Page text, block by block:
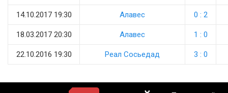
14.10.2017 19:30 Алавес 0 : 2
18.03.2017 20:30 Алавес 1 : 0
22.10.2016 19:30 Реал Сосьедад 3 : 0